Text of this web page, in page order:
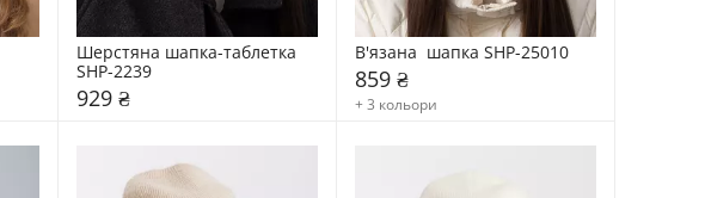
Шерстяна шапка-таблетка
SHP-2239
929 ₴
В'язана  шапка SHP-25010
859 ₴
+ 3 кольори